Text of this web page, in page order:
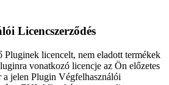
Licencszerződés
Pluginek licencelt, nem eladott termékek
vonatkozó licencje az Ön előzetes
a jelen Plugin Végfelhasználói